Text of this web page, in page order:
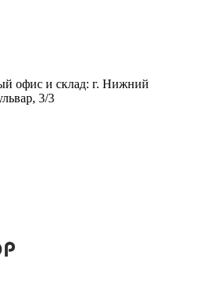
офис и склад: г. Нижний
3/3